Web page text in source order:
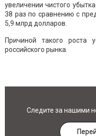
увеличении чистого
38 раз по сравнению с
5,9 млрд долларов.
Причиной такого роста
российского рынка.
Следите за нашими